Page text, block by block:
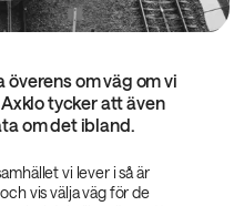
om väg om vi
tycker att även
om det ibland.
vi lever i så är
vis välja väg för de